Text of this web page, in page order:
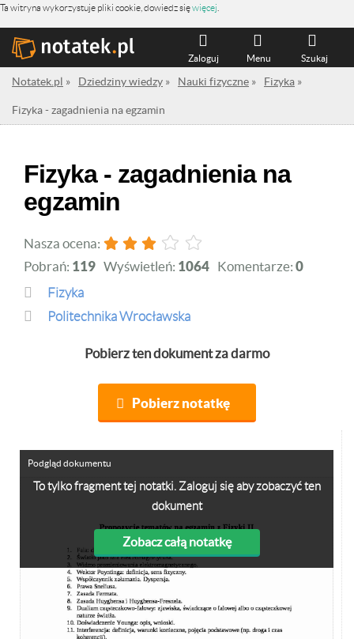
Ta witryna wykorzystuje pliki cookie, dowiedz sięwięcej
Szukaj
Menu
Zaloguj
Notatek.pl » Dziedziny wiedzy » Nauki fizyczne » Fizyka »
Fizyka - zagadnienia na egzamin
Fizyka - zagadnienia na
egzamin
Nasza ocena:
Pobrań: 119 Wyświetleń: 1064 Komentarze: 0
Fizyka
Politechnika Wrocławska
Pobierz ten dokument za darmo
Pobierz notatkę
To tylko fragment tej notatki. Zaloguj się aby zobaczyć ten
dokument
Zobacz całą notatkę
Podgląd dokumentu